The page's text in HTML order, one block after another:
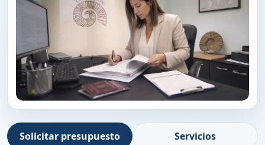
Solicitar presupuesto Servicios